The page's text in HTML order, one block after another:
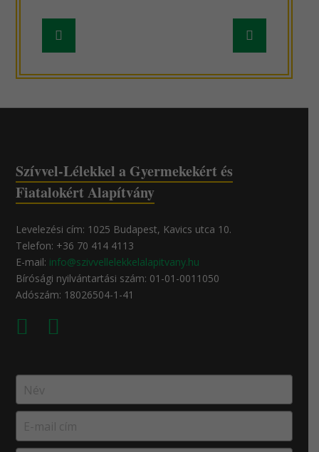
Frissebb
hír
Régebbi
hír
Szívvel-Lélekkel a Gyermekekért és
Fiatalokért Alapítvány
Levelezési cím: 1025 Budapest, Kavics utca 10.
Telefon: +36 70 414 4113
E-mail: info@szivvellelekkelalapitvany.hu
Bírósági nyilvántartási szám: 01-01-0011050
Adószám: 18026504-1-41